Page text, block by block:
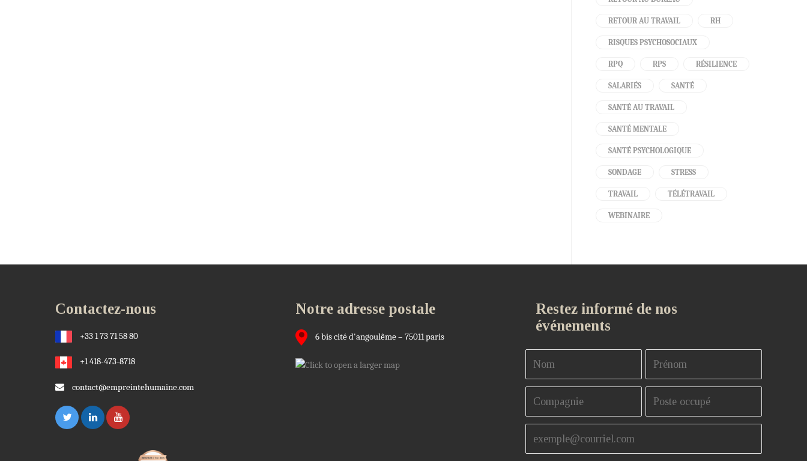
RETOUR AU TRAVAIL RH
RISQUES PSYCHOSOCIAUX
RPQ RPS RÉSILIENCE
SALARIÉS SANTÉ
SANTÉ AU TRAVAIL
SANTÉ MENTALE
SANTÉ PSYCHOLOGIQUE
SONDAGE STRESS
TRAVAIL TÉLÉTRAVAIL
WEBINAIRE
Contactez-nous
+33 1 73 71 58 80
+1 418-473-8718
contact@empreintehumaine.com
Notre adresse postale
6 bis cité d'angoulême – 75011 paris
Restez informé de nos
événements